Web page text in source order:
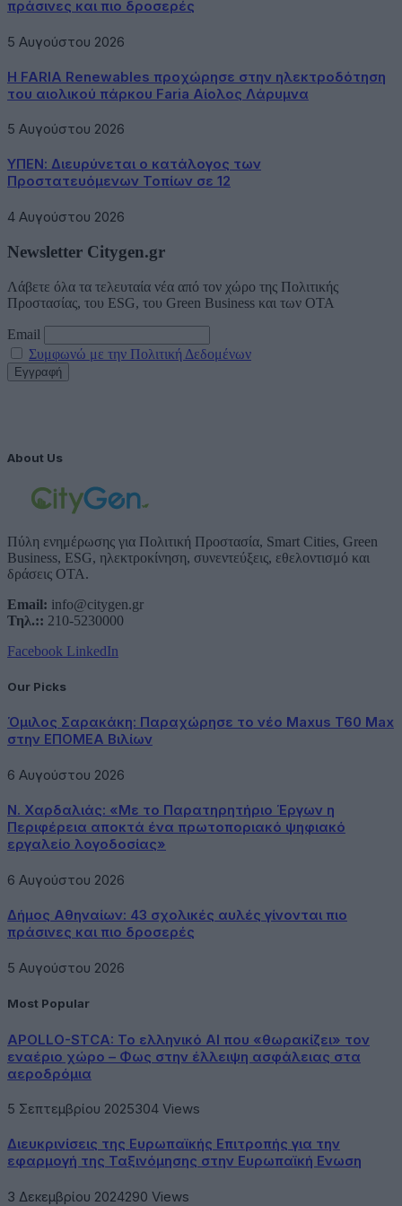
πράσινες και πιο δροσερές
5 Αυγούστου 2026
Η FARIA Renewables προχώρησε στην ηλεκτροδότηση
του αιολικού πάρκου Faria Αίολος Λάρυμνα
5 Αυγούστου 2026
ΥΠΕΝ: Διευρύνεται ο κατάλογος των
Προστατευόμενων Τοπίων σε 12
4 Αυγούστου 2026
Newsletter Citygen.gr
Λάβετε όλα τα τελευταία νέα από τον χώρο της Πολιτικής
Προστασίας, του ESG, του Green Business και των ΟΤΑ
Email
Συμφωνώ με την Πολιτική Δεδομένων
About Us
Πύλη ενημέρωσης για Πολιτική Προστασία, Smart Cities, Green
Business, ESG, ηλεκτροκίνηση, συνεντεύξεις, εθελοντισμό και
δράσεις ΟΤΑ.
Email: info@citygen.gr
Τηλ.:: 210-5230000
Facebook LinkedIn
Our Picks
Όμιλος Σαρακάκη: Παραχώρησε το νέο Maxus T60 Max
στην ΕΠΟΜΕΑ Βιλίων
6 Αυγούστου 2026
Ν. Χαρδαλιάς: «Με το Παρατηρητήριο Έργων η
Περιφέρεια αποκτά ένα πρωτοποριακό ψηφιακό
εργαλείο λογοδοσίας»
6 Αυγούστου 2026
Δήμος Αθηναίων: 43 σχολικές αυλές γίνονται πιο
πράσινες και πιο δροσερές
5 Αυγούστου 2026
Most Popular
APOLLO-STCA: Το ελληνικό AI που «θωρακίζει» τον
εναέριο χώρο – Φως στην έλλειψη ασφάλειας στα
αεροδρόμια
5 Σεπτεμβρίου 2025304 Views
Διευκρινίσεις της Ευρωπαϊκής Επιτροπής για την
εφαρμογή της Ταξινόμησης στην Ευρωπαϊκή Ενωση
3 Δεκεμβρίου 2024290 Views